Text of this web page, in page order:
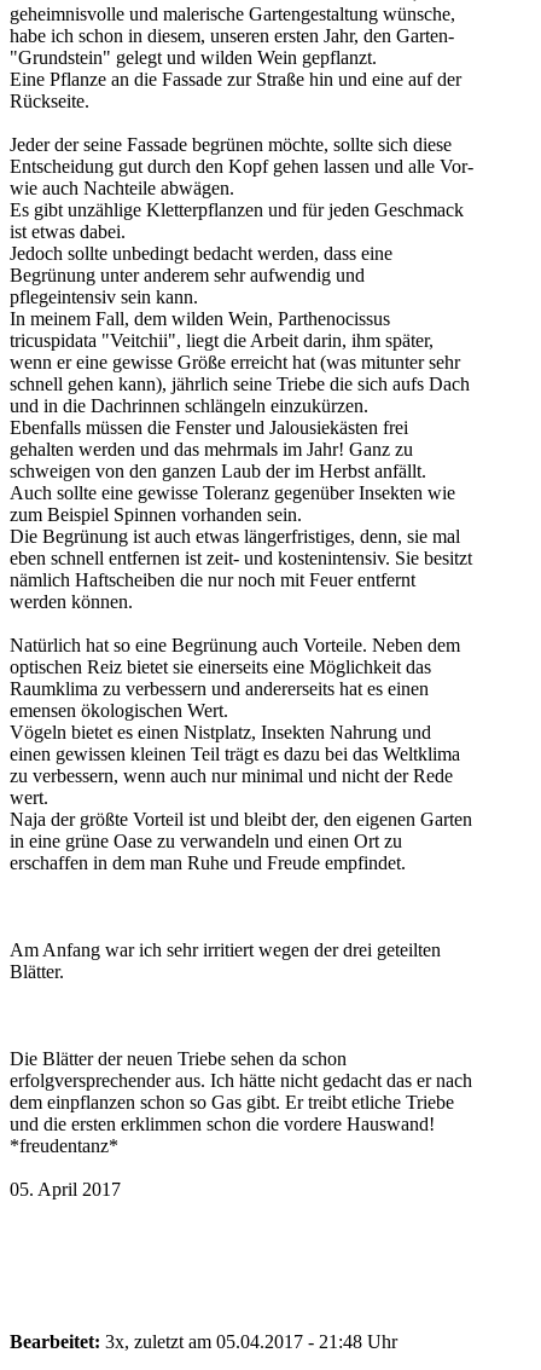
geheimnisvolle und malerische Gartengestaltung wünsche,
habe ich schon in diesem, unseren ersten Jahr, den Garten-
"Grundstein" gelegt und wilden Wein gepflanzt.
Eine Pflanze an die Fassade zur Straße hin und eine auf der
Rückseite.
Jeder der seine Fassade begrünen möchte, sollte sich diese
Entscheidung gut durch den Kopf gehen lassen und alle Vor-
wie auch Nachteile abwägen.
Es gibt unzählige Kletterpflanzen und für jeden Geschmack
ist etwas dabei.
Jedoch sollte unbedingt bedacht werden, dass eine
Begrünung unter anderem sehr aufwendig und
pflegeintensiv sein kann.
In meinem Fall, dem wilden Wein, Parthenocissus
tricuspidata "Veitchii", liegt die Arbeit darin, ihm später,
wenn er eine gewisse Größe erreicht hat (was mitunter sehr
schnell gehen kann), jährlich seine Triebe die sich aufs Dach
und in die Dachrinnen schlängeln einzukürzen.
Ebenfalls müssen die Fenster und Jalousiekästen frei
gehalten werden und das mehrmals im Jahr! Ganz zu
schweigen von den ganzen Laub der im Herbst anfällt.
Auch sollte eine gewisse Toleranz gegenüber Insekten wie
zum Beispiel Spinnen vorhanden sein.
Die Begrünung ist auch etwas längerfristiges, denn, sie mal
eben schnell entfernen ist zeit- und kostenintensiv. Sie besitzt
nämlich Haftscheiben die nur noch mit Feuer entfernt
werden können.
Natürlich hat so eine Begrünung auch Vorteile. Neben dem
optischen Reiz bietet sie einerseits eine Möglichkeit das
Raumklima zu verbessern und andererseits hat es einen
emensen ökologischen Wert.
Vögeln bietet es einen Nistplatz, Insekten Nahrung und
einen gewissen kleinen Teil trägt es dazu bei das Weltklima
zu verbessern, wenn auch nur minimal und nicht der Rede
wert.
Naja der größte Vorteil ist und bleibt der, den eigenen Garten
in eine grüne Oase zu verwandeln und einen Ort zu
erschaffen in dem man Ruhe und Freude empfindet.
Am Anfang war ich sehr irritiert wegen der drei geteilten
Blätter.
Die Blätter der neuen Triebe sehen da schon
erfolgversprechender aus. Ich hätte nicht gedacht das er nach
dem einpflanzen schon so Gas gibt. Er treibt etliche Triebe
und die ersten erklimmen schon die vordere Hauswand!
*freudentanz*
05. April 2017
Bearbeitet: 3x, zuletzt am 05.04.2017 - 21:48 Uhr